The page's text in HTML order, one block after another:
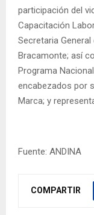
participación del
Capacitación
Secretaria General
Bracamonte; así
Programa
encabezados por
Marca; y
Fuente: ANDINA
COMPARTIR